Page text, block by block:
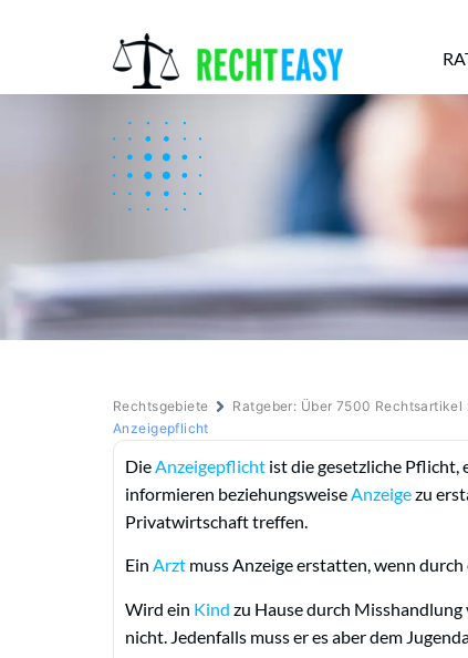
Rechtsgebiete Ratgeber: Über 7500 Rechtsartikel
Anzeigepflicht
Die Anzeigepflicht ist die gesetzliche Pflicht,
informieren beziehungsweise Anzeigezu
Privatwirtschaft treffen.
Ein Arzt muss Anzeige erstatten, wenn durch
Wird ein Kind zu Hause durch
nicht. Jedenfalls muss er es aber dem
Alle Anwälte